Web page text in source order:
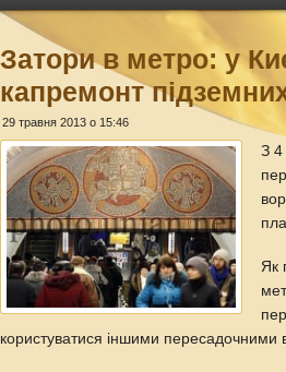
Затори в метро: у
капремонт
29 травня 2013 о 15:46
З 4
Як
користуватися іншими пересадочними